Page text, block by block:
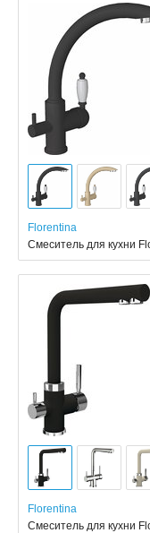
Florentina
Смеситель для кухни
Florentina
Смеситель для кухни